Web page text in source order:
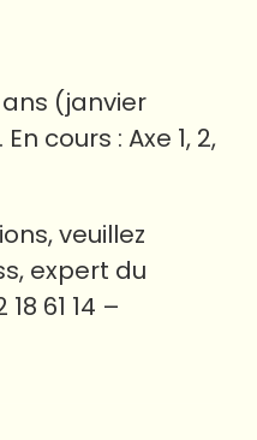
(janvier
cours : Axe 1, 2,
veuillez
expert du
61 14 –